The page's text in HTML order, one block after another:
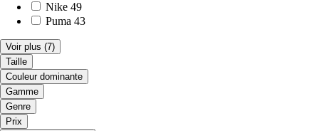
Nike 49
Puma 43
Voir plus (7)
Taille
Couleur dominante
Gamme
Genre
Prix